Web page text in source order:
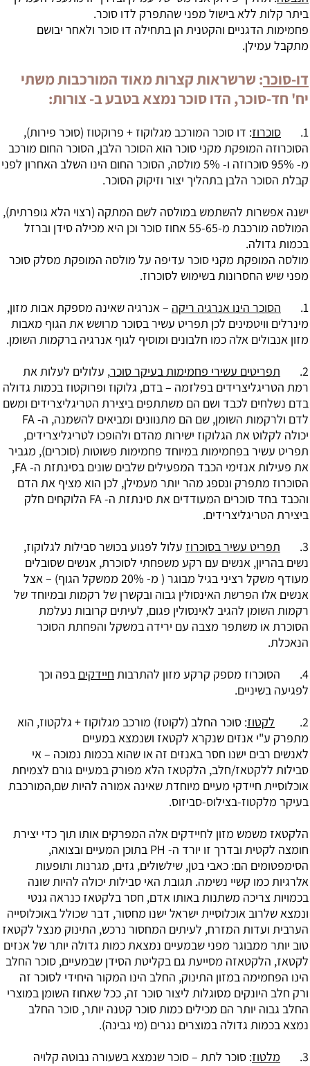
ביתר קלות ללא בישול מפני שהתפרק לדו סוכר.
פחמימות הדגניים והקטנית הן בתחילה דו סוכר ולאחר יבושם
מתקבל עמילן.
דו-סוכר: שרשראות קצרות מאוד המורכבות משתי
יח' חד-סוכר, הדו סוכר נמצא בטבע ב- צורות:
1. סוכרוז: דו סוכר המורכב מגלוקוז + פרוקטוז (סוכר פירות),
הסוכרוזה המופקת מקני סוכר הוא הסוכר הלבן, הסוכר החום מורכב
מ- 95% סוכרוזה ו- 5% מולסה, הסוכר החום הינו השלב האחרון לפני
קבלת הסוכר הלבן בתהליך יצור וזיקוק הסוכר.
ישנה אפשרות להשתמש במולסה לשם המתקה (רצוי הלא גופרתית),
המולסה מורכבת מ-55-65 אחוז סוכר וכן היא מכילה סידן וברזל
בכמות גדולה.
מולסה המופקת מקני סוכר עדיפה על מולסה המופקת מסלק סוכר
מפני שיש החסרונות בשימוש לסוכרוז.
1.
הסוכר הינו אנרגיה ריקה – אנרגיה שאינה מספקת אבות מזון,
מינרלים וויטמינים לכן תפריט עשיר בסוכר מרושש את הגוף מאבות
מזון אנבולים אלה כמו חלבונים ומוסיף לגוף אנרגיה ברקמות השומן.
2.
תפריטים עשירי פחמימות בעיקר סוכר, עלולים לעלות את
רמת הטריגליצרידים בפלזמה – בדם, גלוקוז ופרוקטוז בכמות גדולה
בדם נשלחים לכבד ושם הם משתתפים ביצירת הטריגליצרידים ומשם
לדם ולרקמות השומן, שם הם מתנוונים ומביאים להשמנה, ה- FA
יכולה לקלוט את הגלוקוז ישירות מהדם ולהופכו לטריגליצרידים,
תפריט עשיר בפחמימות במיוחד פחמימות פשוטות (סוכרים), מגביר
את פעילות אנזימי הכבד המפעילים שלבים שונים בסינתזת ה- FA,
הסוכרוז מתפרק ונספג מהר יותר מעמילן, לכן הוא מציף את הדם
והכבד בחד סוכרים המעודדים את סינתזת ה- FA הלוקחים חלק
ביצירת הטריגליצרידים.
3.
תפריט עשיר בסוכרוז עלול לפגוע בכושר סבילות לגלוקוז,
נשים בהריון, אנשים עם רקע משפחתי לסוכרת, אנשים שסובלים
מעודף משקל רציני בגיל מבוגר ( מ- 20% ממשקל הגוף) – אצל
אנשים אלו הפרשת האינסולין גבוה ובקשרן של רקמות ובמיוחד של
רקמות השומן להגיב לאינסולין פגום, לעיתים קרובות נעלמת
הסוכרת או משתפר מצבה עם ירידה במשקל והפחתת הסוכר
הנאכלת.
4. הסוכרוז מספק קרקע מזון להתרבות
חיידקים בפה וכך
לפגיעה בשיניים.
2.
לקטוז: סוכר החלב (לקוטז) מורכב מגלוקוז + גלקטוז, הוא
מתפרק ע"י אנזים שנקרא לקטאז ושנמצא במעיים
לאנשים רבים ישנו חסר באנזים זה או שהוא בכמות נמוכה – אי
סבילות ללקטאז/חלב, הלקטאז הלא מפורק במעיים גורם לצמיחת
אוכלוסיית חיידקי מעיים מיוחדת שאינה אמורה להיות שם,המורכבת
בעיקר מלקטוז-בצילוס-סביזוס.
הלקטאז משמש מזון לחיידקים אלה המפרקים אותו תוך כדי יצירת
חומצה לקטית ובדרך זו יורד ה- PH בתוכן המעיים ובצואה,
הסימפטומים הם: כאבי בטן, שילשולים, גזים, מגרנות ותופעות
אלרגיות כמו קשיי נשימה. תגובת האי סבילות יכולה להיות שונה
בכמויות צריכה משתנות באותו אדם, חסר בלקטאז כנראה גנטי
ונמצא שלרוב אוכלוסיית ישראל ישנו מחסור, דבר שכולל באוכלוסייה
הערבית ועדות המזרח, לעיתים המחסור נרכש, התינוק מנצל לקטאז
טוב יותר ממבוגר מפני שבמעיים נמצאת כמות גדולה יותר של אנזים
לקטאז, הלקטאזה מסייעת גם בקליטת הסידן שבמעיים, סוכר החלב
הינו הפחמימה במזון התינוק, החלב הינו המקור היחידי לסוכר זה
ורק חלב היונקים מסוגלות ליצור סוכר זה, ככל שאחוז השומן במוצרי
החלב גבוה יותר הם מכילים כמות סוכר קטנה יותר, סוכר החלב
נמצא בכמות גדולה במוצרים נגרים (מי גבינה).
3.
מלטוז: סוכר לתת – סוכר שנמצא בשעורה נבוטה קלויה